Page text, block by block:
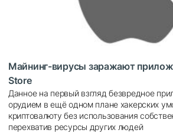
Майнинг-вирусы заражают
Store
Данное на первый взгляд безвредное
орудием в ещё одном плане хакерских
криптовалюту без использования
перехватив ресурсы других людей